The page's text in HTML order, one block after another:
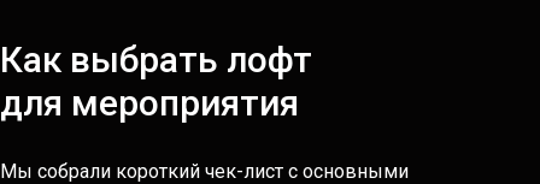
Мы собрали короткий чек-лист с основными
Как выбрать лофт
для мероприятия